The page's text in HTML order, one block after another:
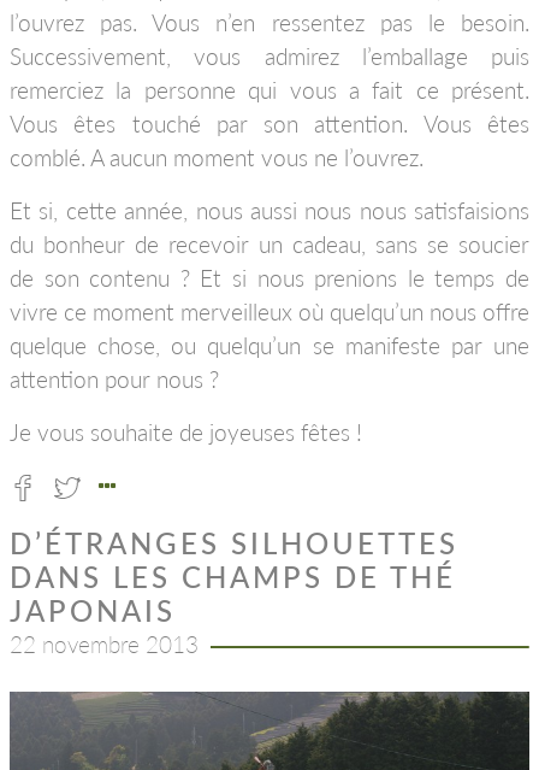
l’ouvrez pas. Vous n’en ressentez pas le besoin.
Successivement, vous admirez l’emballage puis
remerciez la personne qui vous a fait ce présent.
Vous êtes touché par son attention. Vous êtes
comblé. A aucun moment vous ne l’ouvrez.
Et si, cette année, nous aussi nous nous satisfaisions
du bonheur de recevoir un cadeau, sans se soucier
de son contenu ? Et si nous prenions le temps de
vivre ce moment merveilleux où quelqu’un nous offre
quelque chose, ou quelqu’un se manifeste par une
attention pour nous ?
Je vous souhaite de joyeuses fêtes !
D’ÉTRANGES SILHOUETTES
DANS LES CHAMPS DE THÉ
JAPONAIS
22 novembre 2013